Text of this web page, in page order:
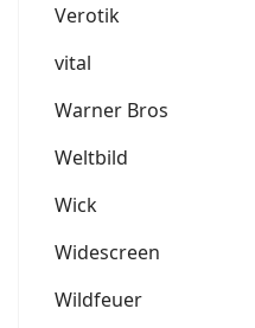
Verotik
vital
Warner Bros
Weltbild
Wick
Widescreen
Wildfeuer